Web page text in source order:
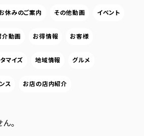
休みのご案内 その他動画 イベント
介動画 お得情報 お客様
マイズ 地域情報 グルメ
ス お店の店内紹介
。